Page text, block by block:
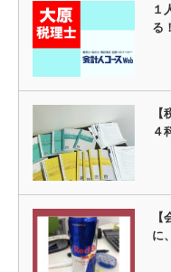
１
る
４
に